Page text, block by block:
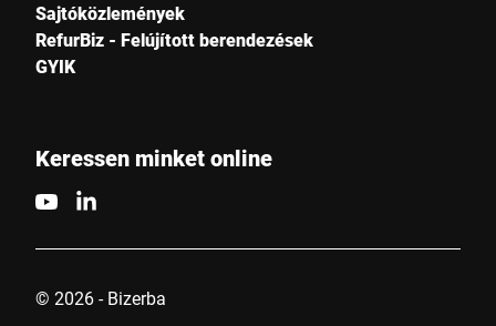
Sajtóközlemények
RefurBiz - Felújított berendezések
GYIK
Keressen minket online
© 2026 - Bizerba